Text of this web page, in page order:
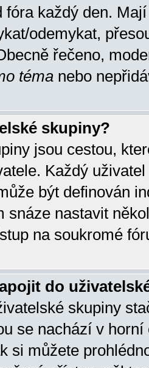
fóra každý den.
odemykat,
řečeno,
téma nebo
skupiny?
jsou cestou,
Každý
být definován
snáze nastavit
na soukromé
do
skupiny
se nachází v horní
si můžete